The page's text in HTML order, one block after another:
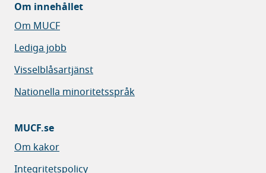
Om innehållet
Om MUCF
Lediga jobb
Visselblåsartjänst
Nationella minoritetsspråk
MUCF.se
Om kakor
Integritetspolicy